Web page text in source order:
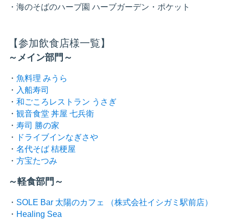
・海のそばのハーブ園 ハーブガーデン・ポケット
【参加飲食店様一覧】
～メイン部門～
・ 魚料理 みうら
・ 入船寿司
・ 和ごころレストラン うさぎ
・ 観音食堂 丼屋 七兵衛
・ 寿司 勝の家
・
ドライブインなぎさや
・ 名代そば 桔梗屋
・ 方宝たつみ
～軽食部門～
・ SOLE Bar 太陽のカフェ （株式会社イシガミ駅前店）
・ Healing Sea